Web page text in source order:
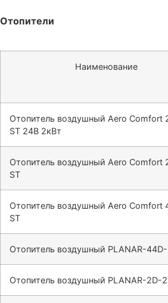
Отопители
Наименование
Отопитель воздушный Aero Comfort
ST 24В 2кВт
Отопитель воздушный Aero Comfort
ST
Отопитель воздушный Aero Comfort
ST
Отопитель воздушный PLANAR-
Отопитель воздушный PLANAR-2D-